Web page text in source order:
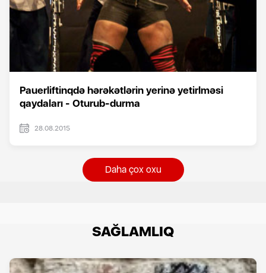
Pauerliftinqdə hərəkətlərin yerinə yetirlməsi
qaydaları - Oturub-durma
28.08.2015
Daha çox oxu
SAĞLAMLIQ